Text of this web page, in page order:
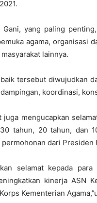
Gani, yang paling
agama, organisasi
lainnya.
tersebut diwujudkan
koordinasi,
juga mengucapkan
tahun, 20 tahun, dan
dari Presiden
selamat kepada
kinerja ASN
Kementerian